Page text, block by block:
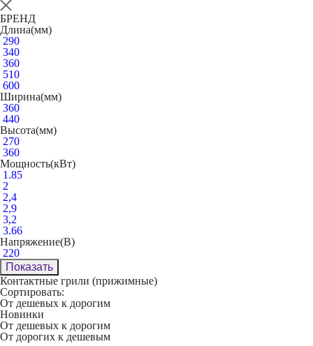
БРЕНД
Длина(мм)
290
340
360
510
600
Ширина(мм)
360
440
Высота(мм)
270
360
Мощность(кВт)
1.85
2
2,4
2,9
3,2
3.66
Напряжение(В)
220
Показать
Контактные грили (прижимные)
Сортировать:
От дешевых к дорогим
Новинки
От дешевых к дорогим
От дорогих к дешевым